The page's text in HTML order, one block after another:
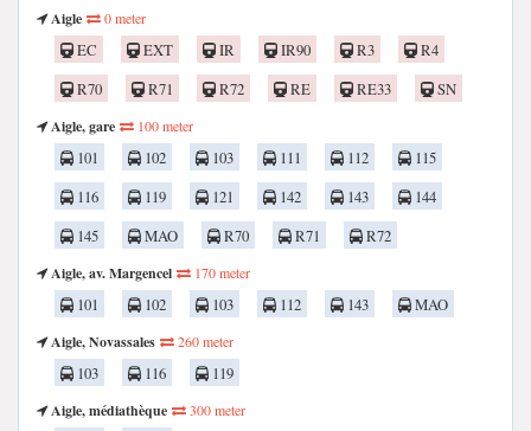
Aigle 0 meter
EC EXT IR IR90 R3
R4
R70
R71 R72 RE RE33
SN
Aigle, gare
100 meter
101 102 103 111 112
115
116
119 121 142 143
144
145
MAO R70 R71
R72
Aigle, av. Margencel
170 meter
101 102 103 112 143
MAO
Aigle, Novassales
260 meter
103 116
119
Aigle, médiathèque
300 meter